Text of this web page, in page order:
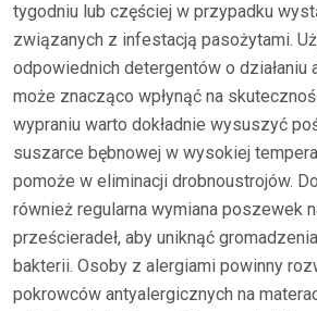
tygodniu lub częściej w przypadku
związanych z infestacją pasożytami.
odpowiednich detergentów o działaniu
może znacząco wpłynąć na
wypraniu warto dokładnie wysuszyć
suszarce bębnowej w wysokiej
pomoże w eliminacji drobnoustrojów.
również regularna wymiana poszewek
prześcieradeł, aby uniknąć
bakterii. Osoby z alergiami powinny
pokrowców antyalergicznych na